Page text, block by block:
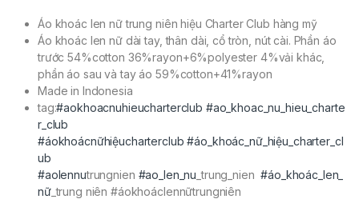
Áo khoác len nữ trung niên hiệu Charter Club hàng mỹ
Áo khoác len nữ dài tay, thân dài, cổ tròn, nút cài. Phần áo
trước 54%cotton 36%rayon+6%polyester 4%vải khác,
phần áo sau và tay áo 59%cotton+41%rayon
Made in Indonesia
tag:#aokhoacnuhieucharterclub #ao_khoac_nu_hieu_charte
r_club
#áokhoácnữhiệucharterclub #áo_khoác_nữ_hiệu_charter_cl
ub
#aolennutrungnien #ao_len_nu _trung_nien#áo_khoác_len_
nữ_trung niên #áokhoáclennữtrungniên